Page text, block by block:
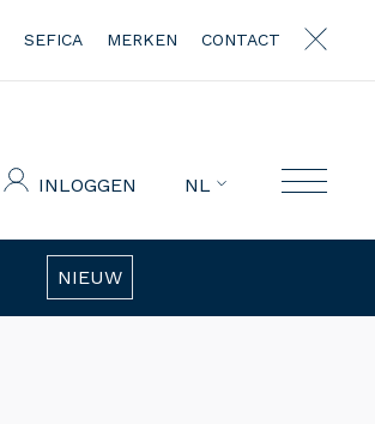
SEFICA MERKEN CONTACT
INLOGGEN NL
NIEUW